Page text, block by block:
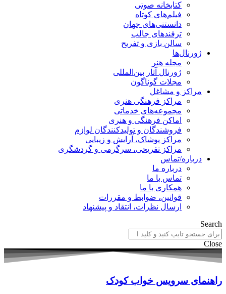
کتابخانه صوتی
فیلم‌های کوتاه
دانستنی‌های جهان
ترفندهای جالب
سالن بازی و تفریح
ژورنال‌ها
مجله هنر
ژورنال آثار بین‌المللی
مجلات گوناگون
مراکز و مشاغل
مراکز فرهنگی هنری
مجموعه‌های خدماتی
اماکن فرهنگی و هنری
فروشندگان و تولیدکنندگان لوازم
مراکز پوشاک، آرایش و زیبایی
مراکز تفریحی، سرگرمی و گردشگری
درباره/تماس
درباره ما
تماس با ما
همکاری با ما
قوانین، ضوابط و مقررات
ارسال نظرات، انتقاد و پیشنهاد
Search
Close
راهنمای سرویس خواب کودک